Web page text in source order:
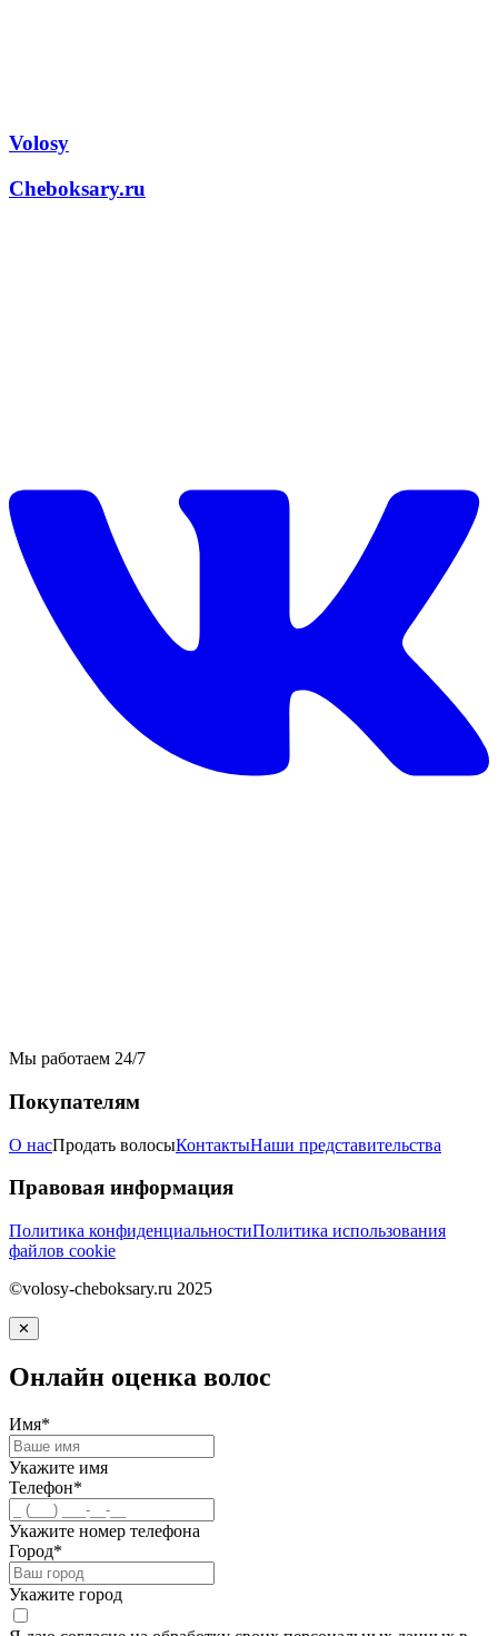
Volosy
Cheboksary.ru
Мы работаем 24/7
Покупателям
О насПродать волосыКонтактыНаши представительства
Правовая информация
Политика конфиденциальностиПолитика использования
файлов cookie
©volosy-cheboksary.ru 2025
✕
Онлайн оценка волос
Имя*
Укажите имя
Телефон*
Укажите номер телефона
Город*
Укажите город